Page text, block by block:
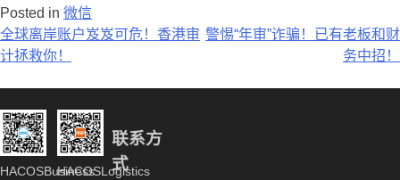
Posted in 微信
文
导
航
全球离岸账户岌岌可危！香港审
计拯救你！
警惕“年审”诈骗！已有老板和财
务中招！
HACOSBusinessHACOSLogistics
联系方
式